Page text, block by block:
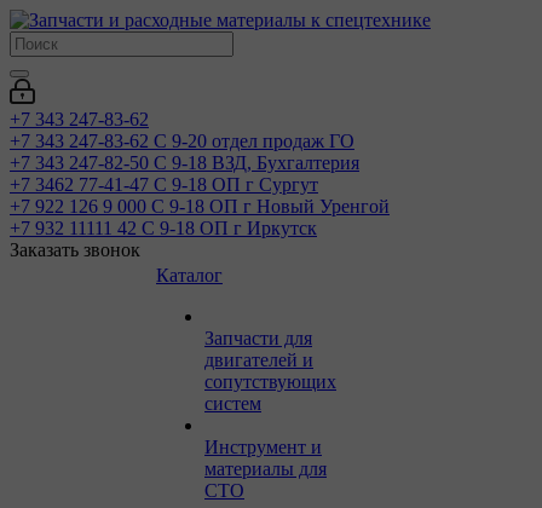
+7 343 247-83-62
+7 343 247-83-62 С 9-20 отдел продаж ГО
+7 343 247-82-50 С 9-18 ВЗД, Бухгалтерия
+7 3462 77-41-47 С 9-18 ОП г Сургут
+7 922 126 9 000 С 9-18 ОП г Новый Уренгой
+7 932 11111 42 С 9-18 ОП г Иркутск
Заказать звонок
Каталог
Запчасти для
двигателей и
сопутствующих
систем
Инструмент и
материалы для
СТО